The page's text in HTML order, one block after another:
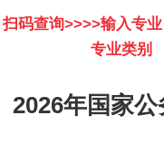
扫码查询>>>>输入专
专业类别
2026年国家